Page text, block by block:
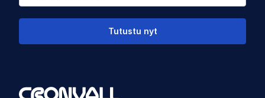
Tutustu nyt